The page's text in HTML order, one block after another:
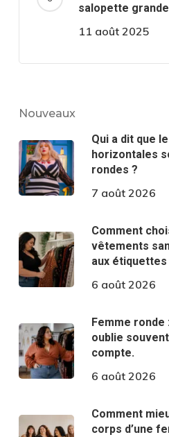
salopette
11 août 2025
Nouveaux
Qui a dit que
horizontales
rondes ?
7 août 2026
Comment
vêtements
aux étiquettes
6 août 2026
Femme ronde
oublie
compte.
6 août 2026
Comment
corps d’une